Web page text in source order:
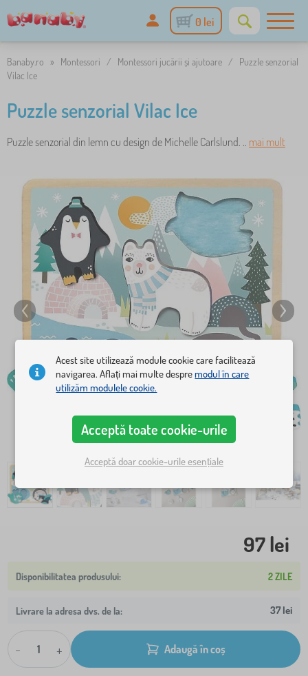
0 lei
Banaby.ro » Montessori / Montessori jucării și ajutoare /
Puzzle senzorial
Vilac Ice
Puzzle senzorial Vilac Ice
Puzzle senzorial din lemn cu design de Michelle Carlslund. .. mai mult
97 lei
2 ZILE
Livrare la adresa dvs. de la: 37 lei
- + Adaugă în coș
Acest site utilizează module cookie care facilitează
navigarea. Aflați mai multe despremodul în care
utilizăm modulele cookie.
Acceptă toate cookie-urile
Acceptă doar cookie-urile esențiale